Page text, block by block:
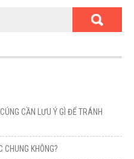
CẦN LƯU Ý GÌ ĐỂ TRÁNH
CHUNG KHÔNG?